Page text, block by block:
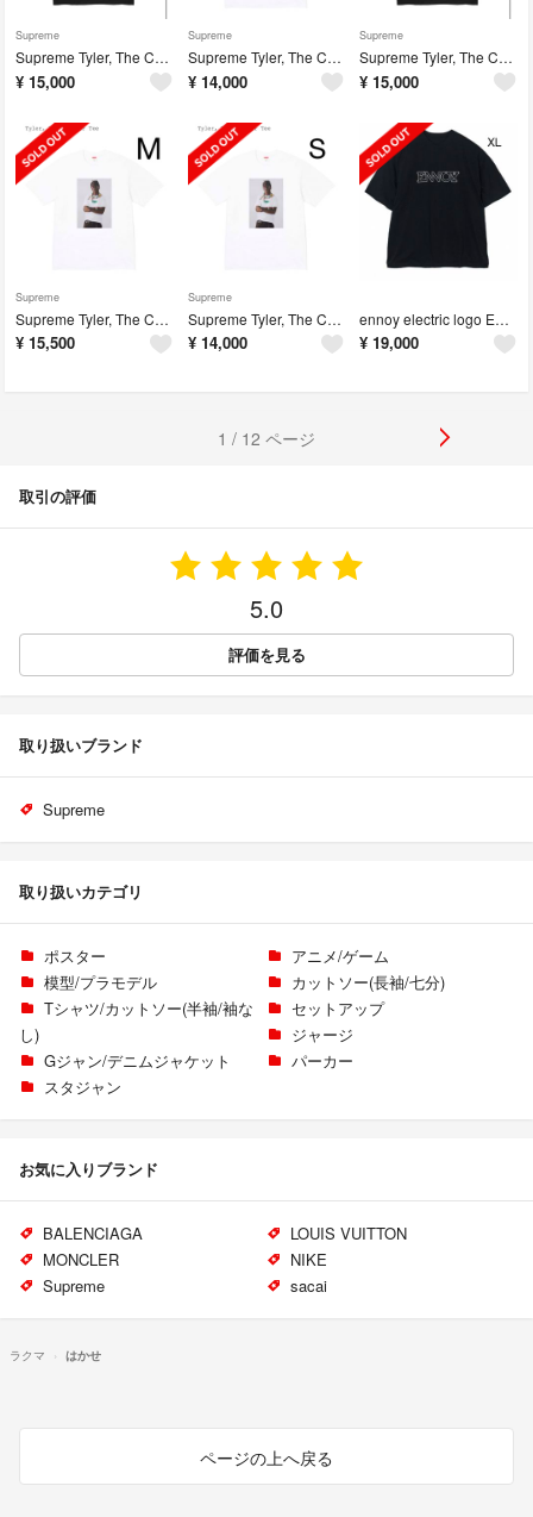
Supreme
Supreme Tyler, The Creator Tee
¥ 15,000
Supreme
Supreme Tyler, The Creator Tee
¥ 14,000
Supreme
Supreme Tyler, The Creator Tee
¥ 15,000
Supreme
Supreme Tyler, The Creator Tee
¥ 15,500
Supreme
Supreme Tyler, The Creator Tee
¥ 14,000
ennoy electric logo EMB Tシャツ
¥ 19,000
1 / 12 ページ
取引の評価
5.0
評価を見る
取り扱いブランド
Supreme
取り扱いカテゴリ
ポスター
アニメ/ゲーム
模型/プラモデル
カットソー(長袖/七分)
Tシャツ/カットソー(半袖/袖な
し)
セットアップ
ジャージ
Gジャン/デニムジャケット
パーカー
スタジャン
お気に入りブランド
BALENCIAGA
LOUIS VUITTON
MONCLER
NIKE
Supreme
sacai
ラクマ はかせ
ページの上へ戻る